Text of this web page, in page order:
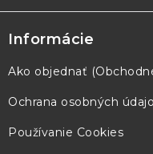
Informácie
Ako objednať
Ochrana osobných
Používanie Cookies